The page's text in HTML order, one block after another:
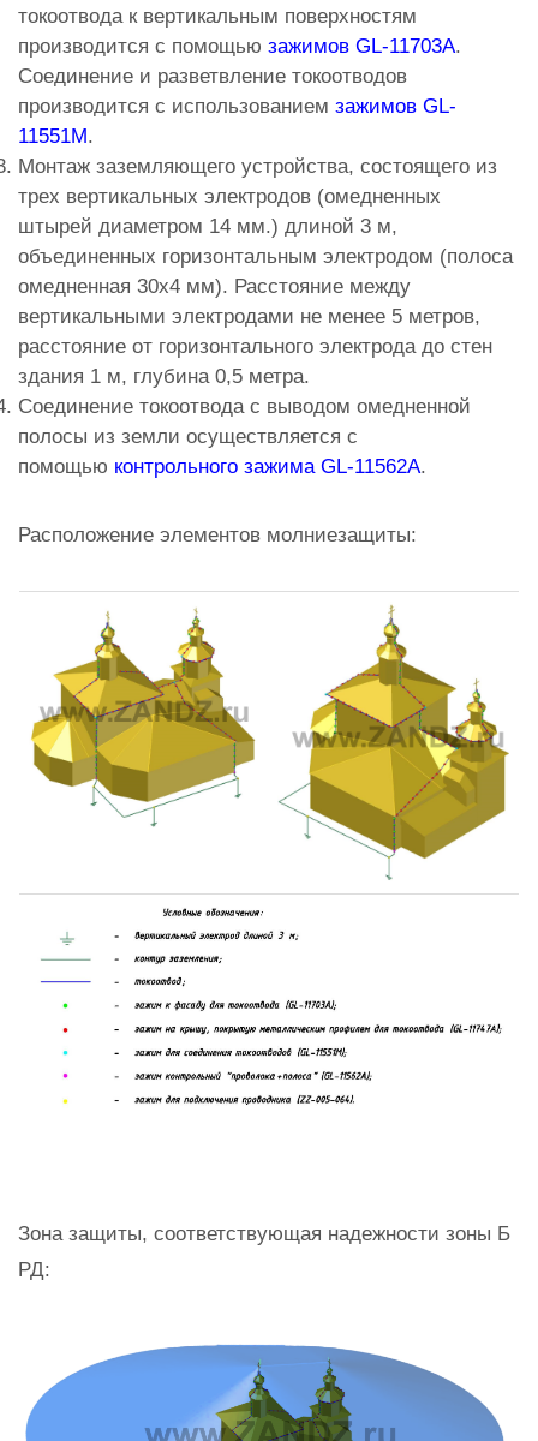
токоотвода к вертикальным поверхностям
производится с помощью зажимов GL-11703A.
Соединение и разветвление токоотводов
производится с использованием зажимов GL-
11551M.
Монтаж заземляющего устройства, состоящего из
трех вертикальных электродов (омедненных
штырей диаметром 14 мм.) длиной 3 м,
объединенных горизонтальным электродом (полоса
омедненная 30х4 мм). Расстояние между
вертикальными электродами не менее 5 метров,
расстояние от горизонтального электрода до стен
здания 1 м, глубина 0,5 метра.
Соединение токоотвода с выводом омедненной
полосы из земли осуществляется с
помощью контрольного зажима GL-11562A.
Расположение элементов молниезащиты:
Зона защиты, соответствующая надежности зоны Б
РД: